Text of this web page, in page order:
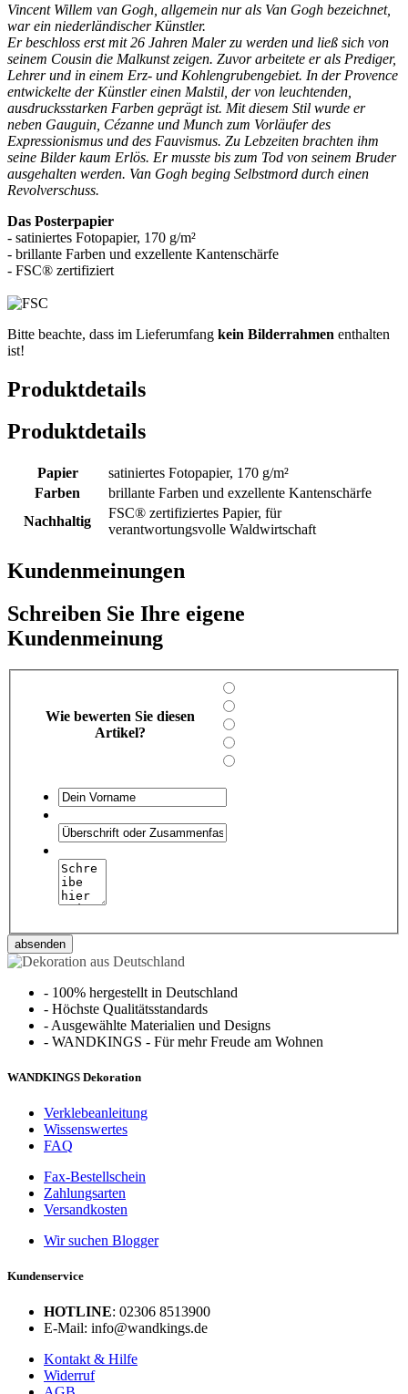
Vincent Willem van Gogh, allgemein nur als Van Gogh bezeichnet,
war ein niederländischer Künstler.
Er beschloss erst mit 26 Jahren Maler zu werden und ließ sich von
seinem Cousin die Malkunst zeigen. Zuvor arbeitete er als Prediger,
Lehrer und in einem Erz- und Kohlengrubengebiet. In der Provence
entwickelte der Künstler einen Malstil, der von leuchtenden,
ausdrucksstarken Farben geprägt ist. Mit diesem Stil wurde er
neben Gauguin, Cézanne und Munch zum Vorläufer des
Expressionismus und des Fauvismus. Zu Lebzeiten brachten ihm
seine Bilder kaum Erlös. Er musste bis zum Tod von seinem Bruder
ausgehalten werden. Van Gogh beging Selbstmord durch einen
Revolverschuss.
Das Posterpapier
- satiniertes Fotopapier, 170 g/m²
- brillante Farben und exzellente Kantenschärfe
- FSC® zertifiziert
Bitte beachte, dass im Lieferumfang kein Bilderrahmen enthalten
ist!
Produktdetails
Produktdetails
Papier
satiniertes Fotopapier, 170 g/m²
Farben
brillante Farben und exzellente Kantenschärfe
Nachhaltig
FSC® zertifiziertes Papier, für
verantwortungsvolle Waldwirtschaft
Kundenmeinungen
Schreiben Sie Ihre eigene
Kundenmeinung
Wie bewerten Sie diesen
Artikel?
absenden
- 100% hergestellt in Deutschland
- Höchste Qualitätsstandards
- Ausgewählte Materialien und Designs
- WANDKINGS - Für mehr Freude am Wohnen
WANDKINGS Dekoration
Verklebeanleitung
Wissenswertes
FAQ
Fax-Bestellschein
Zahlungsarten
Versandkosten
Wir suchen Blogger
Kundenservice
HOTLINE: 02306 8513900
E-Mail: info@wandkings.de
Kontakt & Hilfe
Widerruf